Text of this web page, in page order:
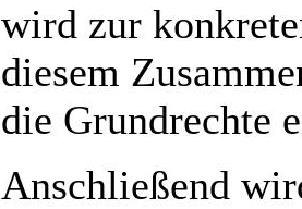
wird zur
diesem
die Grundrechte
Anschließend